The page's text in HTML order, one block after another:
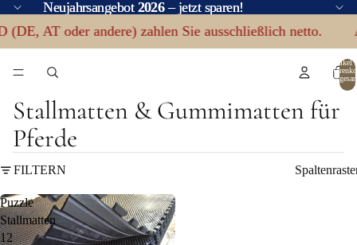
Neujahrsangebot 2026– jetzt sparen!
Neujahrsangebot 2026 – jetzt sparen!
AT oder andere) zahlen Sie ausschließlich netto.
Artikel
Stallmatten & Gummimatten für
Pferde
FILTERN
Puzzle
Stallmatten
12